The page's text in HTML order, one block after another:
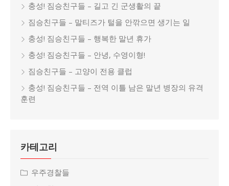
충성! 짐승친구들 – 길고 긴 군생활의 끝
짐승친구들 – 말티즈가 털을 안깎으면 생기는 일
충성! 짐승친구들 – 행복한 말년 휴가
충성! 짐승친구들 – 안녕, 수영이형!
짐승친구들 – 고양이 전용 클럽
충성! 짐승친구들 – 전역 이틀 남은 말년 병장의 유격
훈련
카테고리
우주경찰들